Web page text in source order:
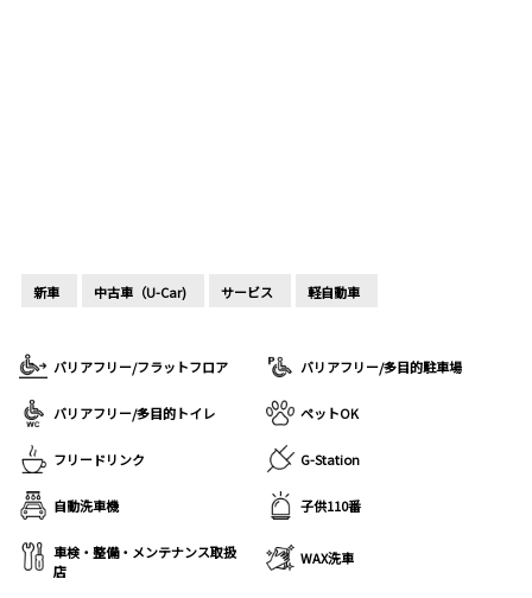
新車 中古車（U-Car) サービス 軽自動車
バリアフリー/フラットフロア バリアフリー/多目的駐車場
バリアフリー/多目的トイレ ペットOK
フリードリンク G-Station
自動洗車機 子供110番
車検・整備・メンテナンス取扱
店
WAX洗車